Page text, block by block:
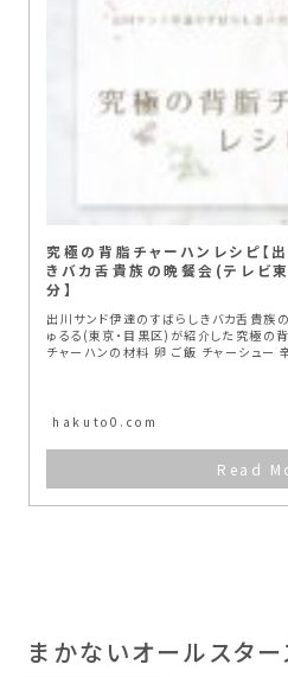
究極の背脂チャーハンレシピ【
きバカ舌貴族の晩餐会(テレ
分】
出川サンド伊達のすばらしきバカ舌貴族
ゅるる(東京・目黒区)が紹介した究極の
チャーハンの材料 卵 ご飯 チャーシュー
hakuto0.com
まかないオールスタ